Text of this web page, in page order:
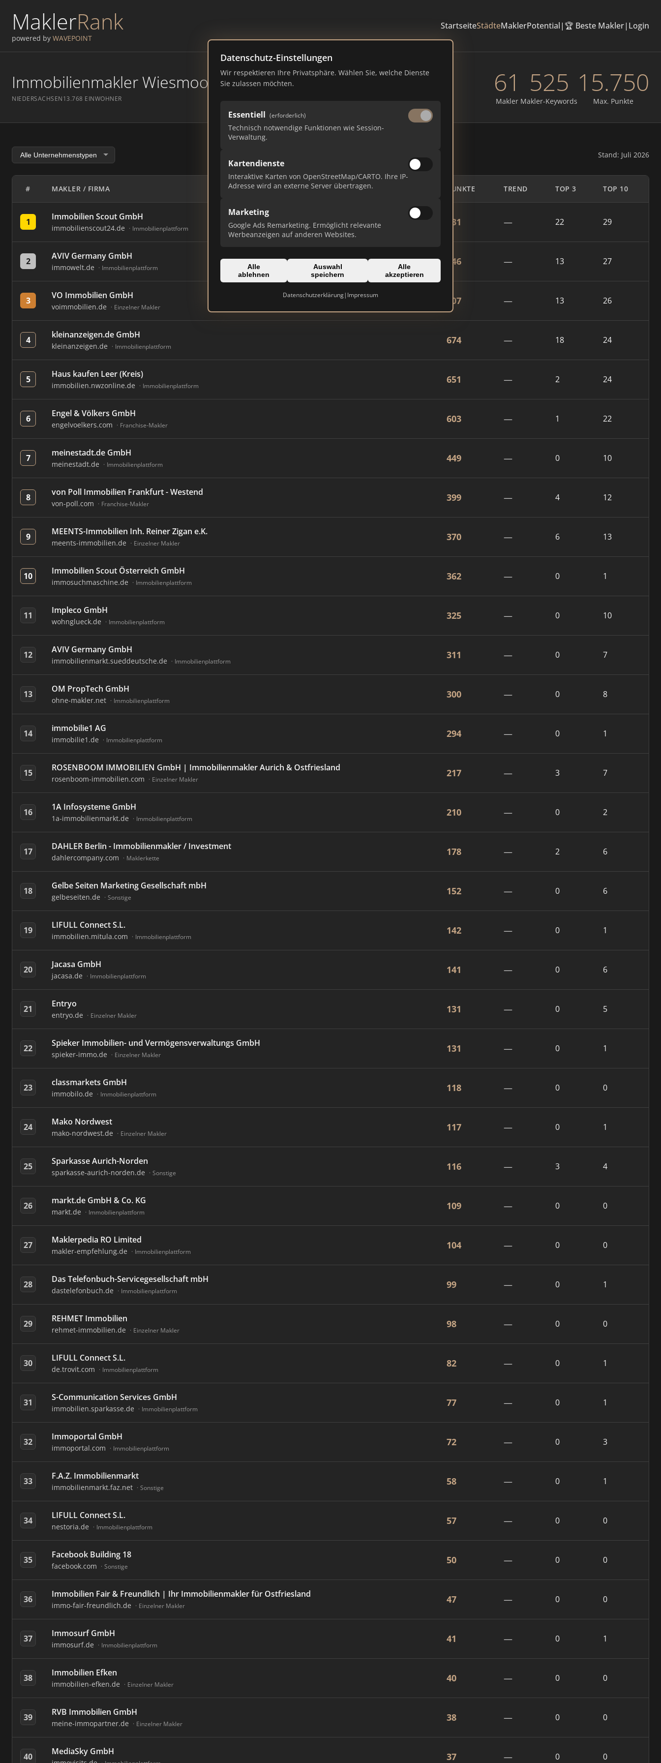
MaklerRank
powered by WAVEPOINT
StartseiteStädteMaklerPotential| 🏆 Beste Makler| Login
Datenschutz-Einstellungen
Wir respektieren Ihre Privatsphäre. Wählen Sie, welche Dienste
Sie zulassen möchten.
Essentiell (erforderlich)
Technisch notwendige Funktionen wie Session-
Verwaltung.
Kartendienste
Interaktive Karten von OpenStreetMap/CARTO. Ihre IP-
Adresse wird an externe Server übertragen.
Marketing
Google Ads Remarketing. Ermöglicht relevante
Werbeanzeigen auf anderen Websites.
Alle
ablehnen
Auswahl
speichern
Alle
akzeptieren
Datenschutzerklärung| Impressum
Immobilienmakler Wiesmoor – Ranking Juli 2026
NIEDERSACHSEN13.768 EINWOHNER
61
Makler
525
Makler-Keywords
15.750
Max. Punkte
Stand: Juli 2026
# MAKLER / FIRMA PUNKTE TREND TOP 3 TOP 10
1 Immobilien Scout GmbH
immobilienscout24.de Immobilienplattform
831 — 22 29
2 AVIV Germany GmbH
immowelt.de Immobilienplattform
746 — 13 27
3 VO Immobilien GmbH
voimmobilien.de Einzelner Makler
707 — 13 26
4 kleinanzeigen.de GmbH
kleinanzeigen.de Immobilienplattform
674 — 18 24
5 Haus kaufen Leer (Kreis)
immobilien.nwzonline.de Immobilienplattform
651 — 2 24
6 Engel & Völkers GmbH
engelvoelkers.com Franchise-Makler
603 — 1 22
7 meinestadt.de GmbH
meinestadt.de Immobilienplattform
449 — 0 10
8 von Poll Immobilien Frankfurt - Westend
von-poll.com Franchise-Makler
399 — 4 12
9 MEENTS-Immobilien Inh. Reiner Zigan e.K.
meents-immobilien.de Einzelner Makler
370 — 6 13
10 Immobilien Scout Österreich GmbH
immosuchmaschine.de Immobilienplattform
362 — 0 1
11 Impleco GmbH
wohnglueck.de Immobilienplattform
325 — 0 10
12 AVIV Germany GmbH
immobilienmarkt.sueddeutsche.de Immobilienplattform
311 — 0 7
13 OM PropTech GmbH
ohne-makler.net Immobilienplattform
300 — 0 8
14 immobilie1 AG
immobilie1.de Immobilienplattform
294 — 0 1
15 ROSENBOOM IMMOBILIEN GmbH | Immobilienmakler Aurich & Ostfriesland
rosenboom-immobilien.com Einzelner Makler
217 — 3 7
16 1A Infosysteme GmbH
1a-immobilienmarkt.de Immobilienplattform
210 — 0 2
17 DAHLER Berlin - Immobilienmakler / Investment
dahlercompany.com Maklerkette
178 — 2 6
18 Gelbe Seiten Marketing Gesellschaft mbH
gelbeseiten.de Sonstige
152 — 0 6
19 LIFULL Connect S.L.
immobilien.mitula.com Immobilienplattform
142 — 0 1
20 Jacasa GmbH
jacasa.de Immobilienplattform
141 — 0 6
21 Entryo
entryo.de Einzelner Makler
131 — 0 5
22 Spieker Immobilien- und Vermögensverwaltungs GmbH
spieker-immo.de Einzelner Makler
131 — 0 1
23 classmarkets GmbH
immobilo.de Immobilienplattform
118 — 0 0
24 Mako Nordwest
mako-nordwest.de Einzelner Makler
117 — 0 1
25 Sparkasse Aurich-Norden
sparkasse-aurich-norden.de Sonstige
116 — 3 4
26 markt.de GmbH & Co. KG
markt.de Immobilienplattform
109 — 0 0
27 Maklerpedia RO Limited
makler-empfehlung.de Immobilienplattform
104 — 0 0
28 Das Telefonbuch-Servicegesellschaft mbH
dastelefonbuch.de Immobilienplattform
99 — 0 1
29 REHMET Immobilien
rehmet-immobilien.de Einzelner Makler
98 — 0 0
30 LIFULL Connect S.L.
de.trovit.com Immobilienplattform
82 — 0 1
31 S-Communication Services GmbH
immobilien.sparkasse.de Immobilienplattform
77 — 0 1
32 Immoportal GmbH
immoportal.com Immobilienplattform
72 — 0 3
33 F.A.Z. Immobilienmarkt
immobilienmarkt.faz.net Sonstige
58 — 0 1
34 LIFULL Connect S.L.
nestoria.de Immobilienplattform
57 — 0 0
35 Facebook Building 18
facebook.com Sonstige
50 — 0 0
36 Immobilien Fair & Freundlich | Ihr Immobilienmakler für Ostfriesland
immo-fair-freundlich.de Einzelner Makler
47 — 0 0
37 Immosurf GmbH
immosurf.de Immobilienplattform
41 — 0 1
38 Immobilien Efken
immobilien-efken.de Einzelner Makler
40 — 0 0
39 RVB Immobilien GmbH
meine-immopartner.de Einzelner Makler
38 — 0 0
40 MediaSky GmbH 37 — 0 0